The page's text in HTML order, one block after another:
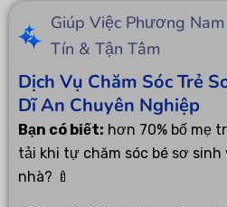
Giúp Việc Phương
Tín & Tận Tâm
Dịch Vụ Chăm Sóc Trẻ
Dĩ An Chuyên Nghiệp
Bạn có biết: hơn 70% bố mẹ
tải khi tự chăm sóc bé sơ
nhà? 🍼